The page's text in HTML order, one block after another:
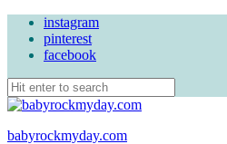
instagram
pinterest
facebook
babyrockmyday.com